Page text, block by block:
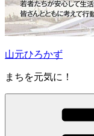
山元ひろかず
まちを元気に！